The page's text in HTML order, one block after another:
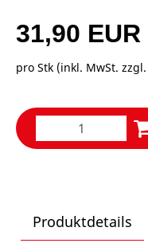
31,90 EUR
pro Stk (inkl. MwSt. zzgl.
Produktdetails